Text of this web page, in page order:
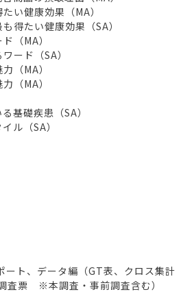
い健康効果（MA）
得たい健康効果（SA）
（MA）
ード（SA）
（MA）
（MA）
基礎疾患（SA）
ル（SA）
ート、データ編（GT表、クロス集計
査票 ※本調査・事前調査含む）